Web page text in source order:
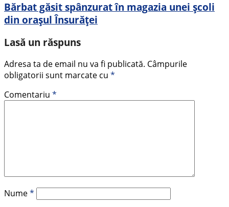
Bărbat găsit spânzurat în magazia unei școli
din orașul Însurăței
Lasă un răspuns
Adresa ta de email nu va fi publicată. Câmpurile
obligatorii sunt marcate cu *
Comentariu *
Nume*